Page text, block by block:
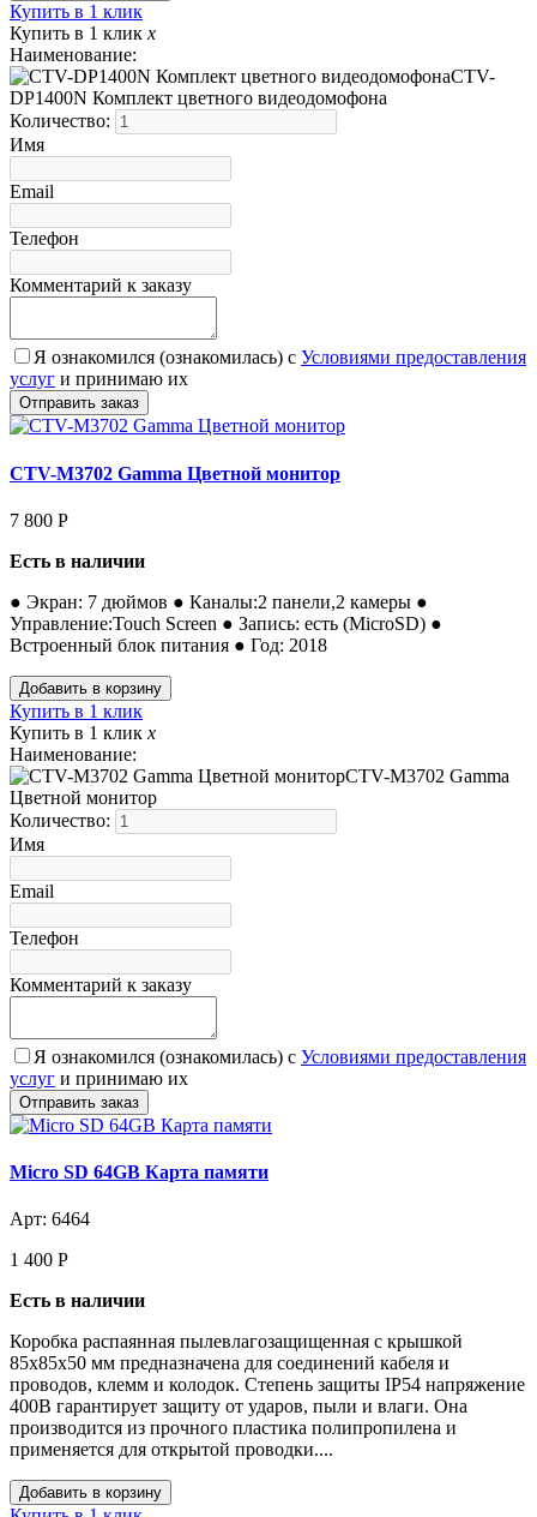
Купить в 1 клик
Купить в 1 клик x
Наименование:
CTV-
DP1400N Комплект цветного видеодомофона
Количество:
Имя
Email
Телефон
Комментарий к заказу
Я ознакомился (ознакомилась) с Условиями предоставления
услуг и принимаю их
CTV-M3702 Gamma Цветной монитор
7 800 Р
Есть в наличии
● Экран: 7 дюймов ● Каналы:2 панели,2 камеры ●
Управление:Touch Screen ● Запись: есть (MicroSD) ●
Встроенный блок питания ● Год: 2018
Купить в 1 клик
Купить в 1 клик x
Наименование:
CTV-M3702 Gamma
Цветной монитор
Количество:
Имя
Email
Телефон
Комментарий к заказу
Я ознакомился (ознакомилась) с Условиями предоставления
услуг и принимаю их
Micro SD 64GB Карта памяти
Арт: 6464
1 400 Р
Есть в наличии
Коробка распаянная пылевлагозащищенная с крышкой
85х85х50 мм предназначена для соединений кабеля и
проводов, клемм и колодок. Степень защиты IP54 напряжение
400В гарантирует защиту от ударов, пыли и влаги. Она
производится из прочного пластика полипропилена и
применяется для открытой проводки....